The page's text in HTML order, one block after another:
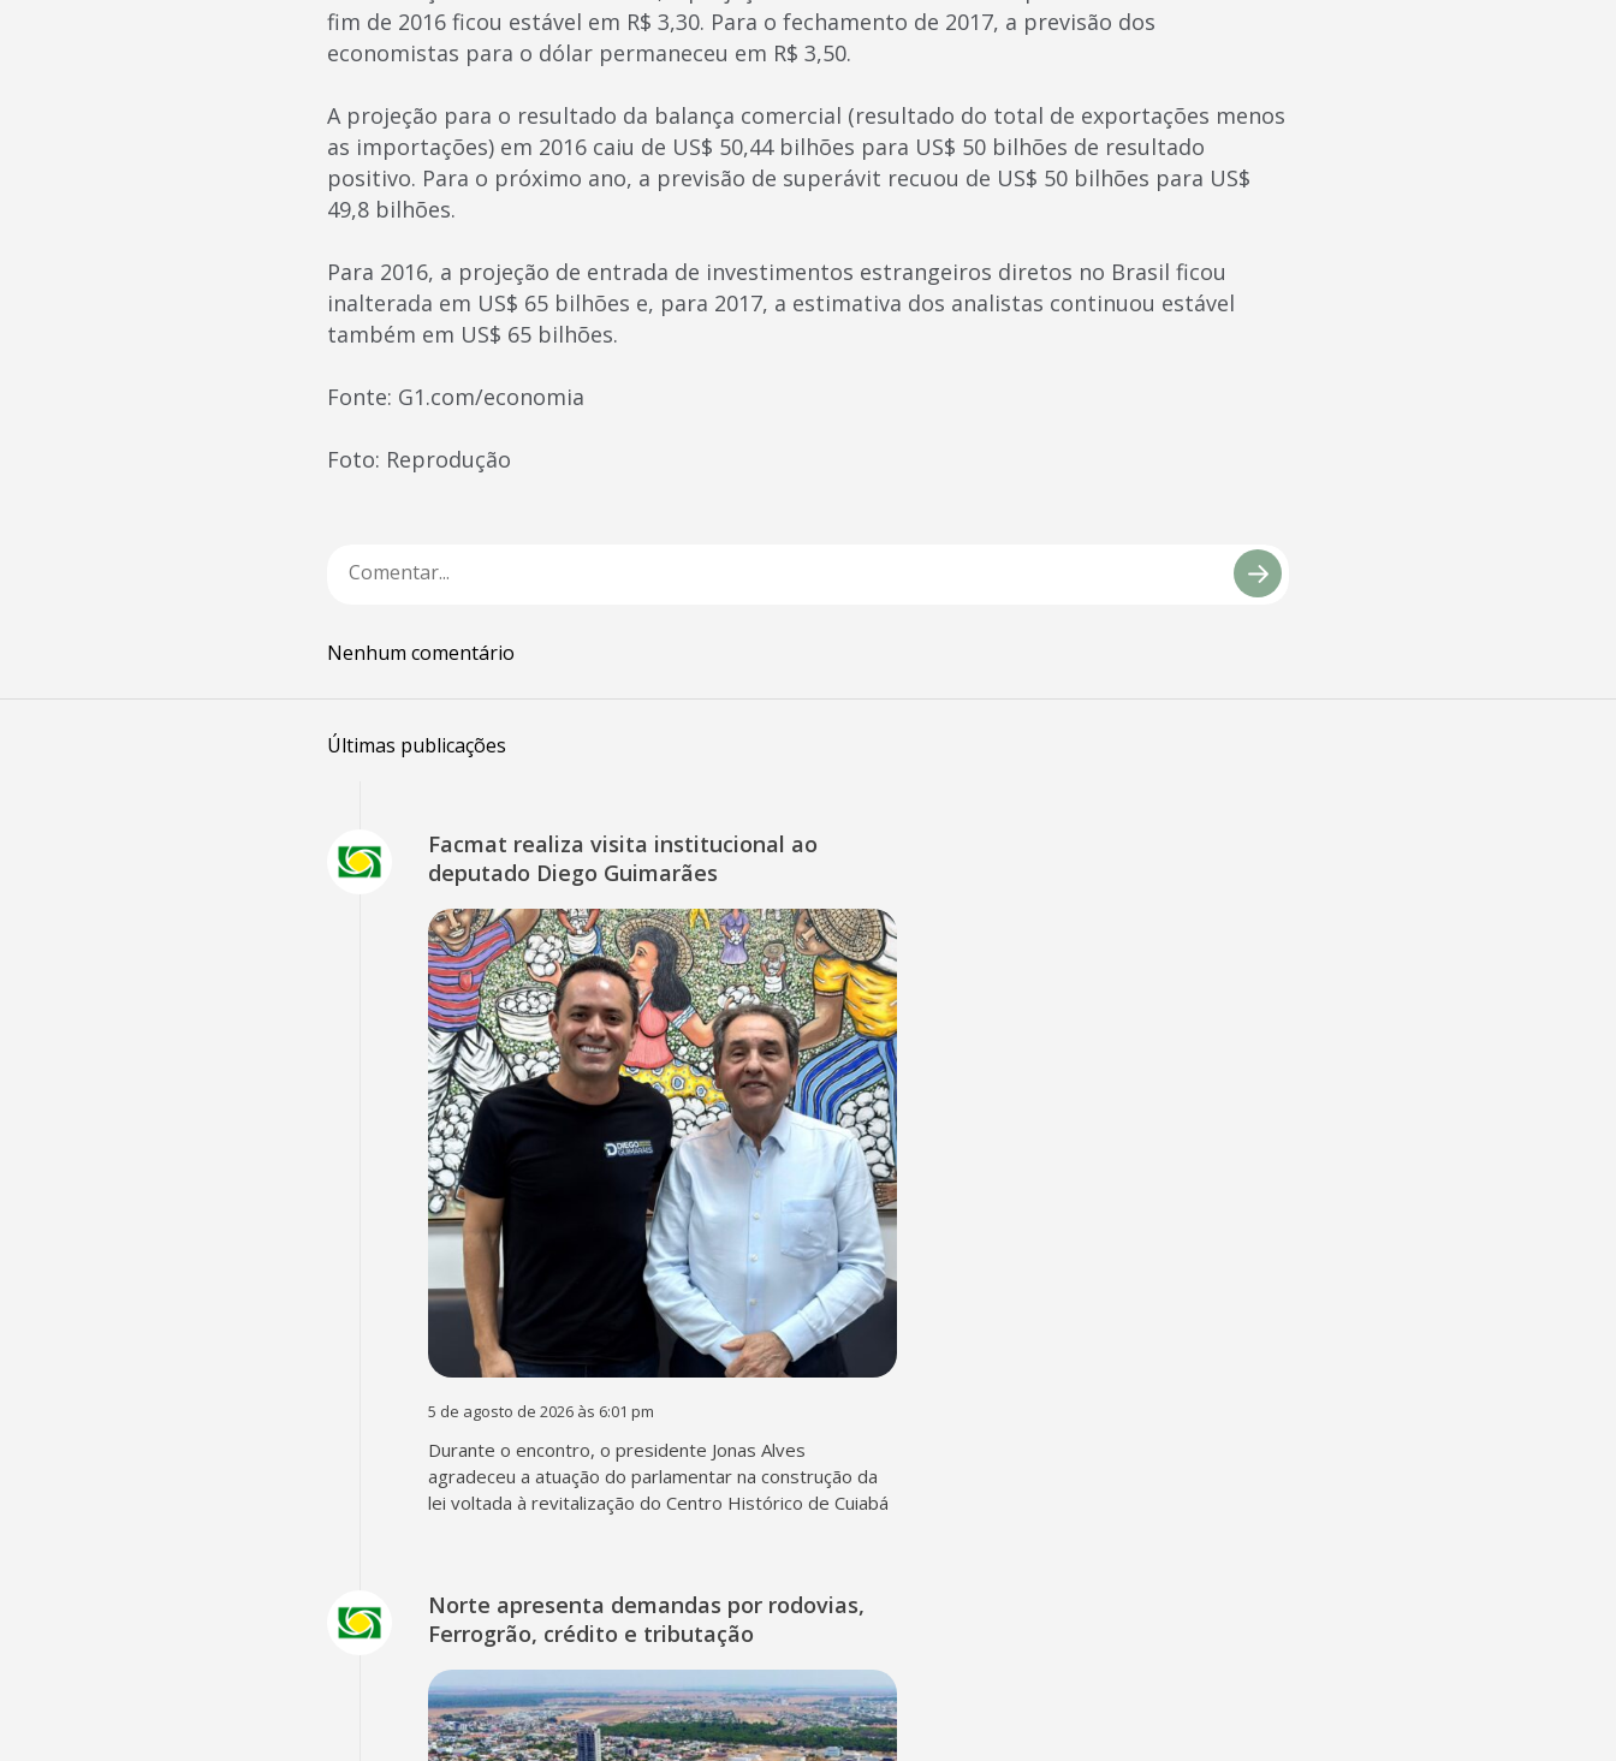
fim de 2016 ficou estável em R$ 3,30. Para o fechamento de 2017, a previsão dos
economistas para o dólar permaneceu em R$ 3,50.
A projeção para o resultado da balança comercial (resultado do total de exportações menos
as importações) em 2016 caiu de US$ 50,44 bilhões para US$ 50 bilhões de resultado
positivo. Para o próximo ano, a previsão de superávit recuou de US$ 50 bilhões para US$
49,8 bilhões.
Para 2016, a projeção de entrada de investimentos estrangeiros diretos no Brasil ficou
inalterada em US$ 65 bilhões e, para 2017, a estimativa dos analistas continuou estável
também em US$ 65 bilhões.
Fonte: G1.com/economia
Foto: Reprodução
Nenhum comentário
Últimas publicações
Facmat realiza visita institucional ao
deputado Diego Guimarães
5 de agosto de 2026 às 6:01 pm
Durante o encontro, o presidente Jonas Alves
agradeceu a atuação do parlamentar na construção da
lei voltada à revitalização do Centro Histórico de Cuiabá
Norte apresenta demandas por rodovias,
Ferrogrão, crédito e tributação